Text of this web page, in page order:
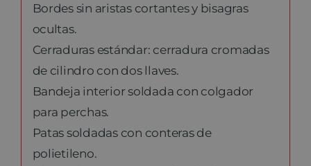
Bordes sin aristas cortantes y bisagras
ocultas.
Cerraduras estándar: cerradura cromadas
de cilindro con dos llaves.
Bandeja interior soldada con colgador
para perchas.
Patas soldadas con conteras de
polietileno.